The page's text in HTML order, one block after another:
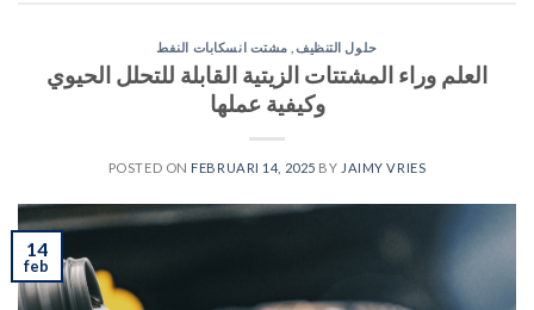
حلول التنظيف, مشتت انسكابات النفط
العلم وراء المشتتات الزيتية القابلة للتحلل الحيوي
وكيفية عملها
POSTED ON FEBRUARI 14, 2025 BY JAIMY VRIES
14
feb